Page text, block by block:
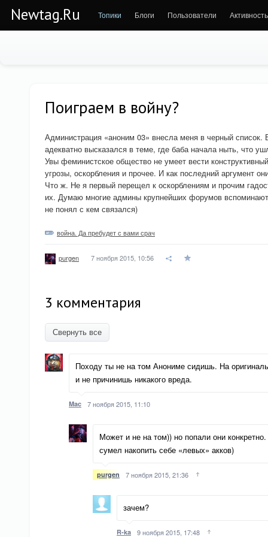
Newtag.Ru Топики Блоги Пользователи Активность
Поиграем в войну?
Администрация «аноним 03» внесла меня в черный
адекватно высказался в теме, где баба начала ныть, что
Увы феминистское общество не умеет вести
угрозы, оскорбления и прочее. И как последний аргумент
Что ж. Не я первый перещел к оскорблениям и прочим
их. Думаю многие админы крупнейших форумов
не понял с кем связался)
война. Да пребудет с вами срач
purgen 7 ноября 2015, 10:56
3 комментария
Свернуть все
Походу ты не на том Анониме сидишь. На
и не причинишь никакого вреда.
Mac 7 ноября 2015, 11:10
Может и не на том)) но попали они
сумел накопить себе «левых» акков)
purgen 7 ноября 2015, 21:36
зачем?
R-ka 9 ноября 2015, 17:48